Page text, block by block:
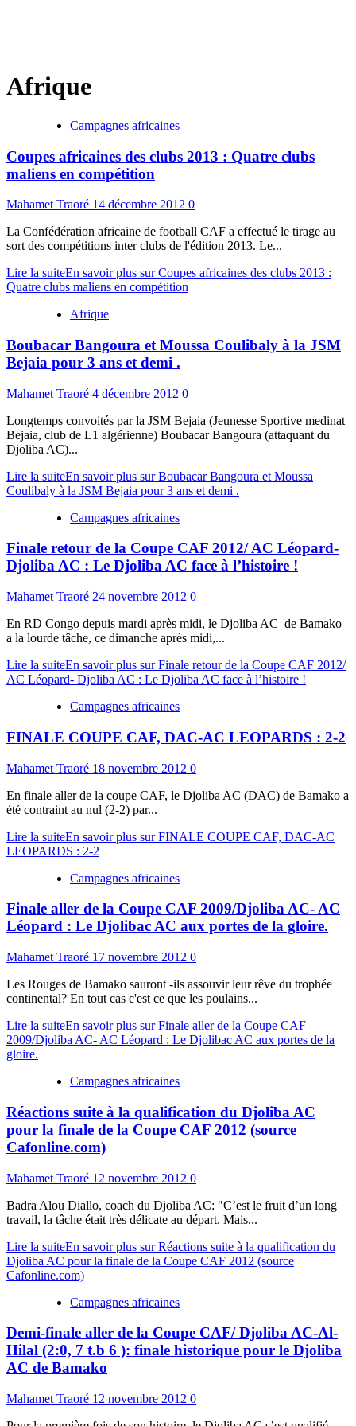
Afrique
Campagnes africaines
Coupes africaines des clubs 2013 : Quatre clubs
maliens en compétition
Mahamet Traoré 14 décembre 2012 0
La Confédération africaine de football CAF a effectué le tirage au
sort des compétitions inter clubs de l'édition 2013. Le...
Lire la suiteEn savoir plus sur Coupes africaines des clubs 2013 :
Quatre clubs maliens en compétition
Afrique
Boubacar Bangoura et Moussa Coulibaly à la JSM
Bejaia pour 3 ans et demi .
Mahamet Traoré 4 décembre 2012 0
Longtemps convoités par la JSM Bejaia (Jeunesse Sportive medinat
Bejaia, club de L1 algérienne) Boubacar Bangoura (attaquant du
Djoliba AC)...
Lire la suiteEn savoir plus sur Boubacar Bangoura et Moussa
Coulibaly à la JSM Bejaia pour 3 ans et demi .
Campagnes africaines
Finale retour de la Coupe CAF 2012/ AC Léopard-
Djoliba AC : Le Djoliba AC face à l’histoire !
Mahamet Traoré 24 novembre 2012 0
En RD Congo depuis mardi après midi, le Djoliba AC de Bamako
a la lourde tâche, ce dimanche après midi,...
Lire la suiteEn savoir plus sur Finale retour de la Coupe CAF 2012/
AC Léopard- Djoliba AC : Le Djoliba AC face à l’histoire !
Campagnes africaines
FINALE COUPE CAF, DAC-AC LEOPARDS : 2-2
Mahamet Traoré 18 novembre 2012 0
En finale aller de la coupe CAF, le Djoliba AC (DAC) de Bamako a
été contraint au nul (2-2) par...
Lire la suiteEn savoir plus sur FINALE COUPE CAF, DAC-AC
LEOPARDS : 2-2
Campagnes africaines
Finale aller de la Coupe CAF 2009/Djoliba AC- AC
Léopard : Le Djolibac AC aux portes de la gloire.
Mahamet Traoré 17 novembre 2012 0
Les Rouges de Bamako sauront -ils assouvir leur rêve du trophée
continental? En tout cas c'est ce que les poulains...
Lire la suiteEn savoir plus sur Finale aller de la Coupe CAF
2009/Djoliba AC- AC Léopard : Le Djolibac AC aux portes de la
gloire.
Campagnes africaines
Réactions suite à la qualification du Djoliba AC
pour la finale de la Coupe CAF 2012 (source
Cafonline.com)
Mahamet Traoré 12 novembre 2012 0
Badra Alou Diallo, coach du Djoliba AC: "C’est le fruit d’un long
travail, la tâche était très délicate au départ. Mais...
Lire la suiteEn savoir plus sur Réactions suite à la qualification du
Djoliba AC pour la finale de la Coupe CAF 2012 (source
Cafonline.com)
Campagnes africaines
Demi-finale aller de la Coupe CAF/ Djoliba AC-Al-
Hilal (2:0, 7 t.b 6 ): finale historique pour le Djoliba
AC de Bamako
Mahamet Traoré 12 novembre 2012 0